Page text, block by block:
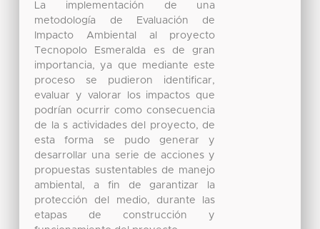
La implementación de una
metodología de Evaluación de
Impacto Ambiental al proyecto
Tecnopolo Esmeralda es de gran
importancia, ya que mediante este
proceso se pudieron identificar,
evaluar y valorar los impactos que
podrían ocurrir como consecuencia
de la s actividades del proyecto, de
esta forma se pudo generar y
desarrollar una serie de acciones y
propuestas sustentables de manejo
ambiental, a fin de garantizar la
protección del medio, durante las
etapas de construcción y